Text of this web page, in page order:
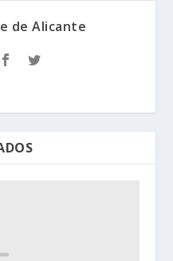
de Alicante